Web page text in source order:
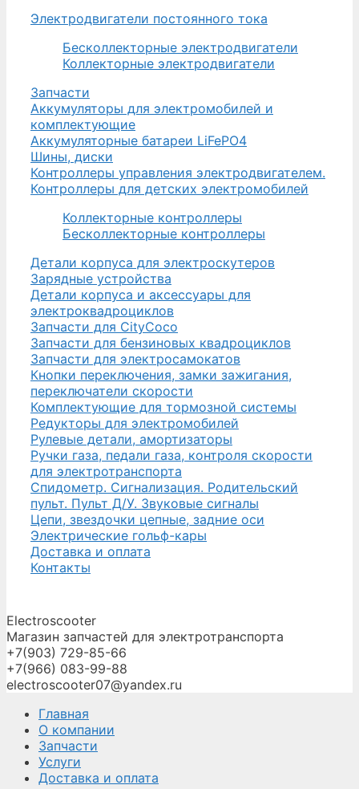
Электродвигатели постоянного тока
Бесколлекторные электродвигатели
Коллекторные электродвигатели
Запчасти
Аккумуляторы для электромобилей и
комплектующие
Аккумуляторные батареи LiFePO4
Шины, диски
Контроллеры управления электродвигателем.
Контроллеры для детских электромобилей
Коллекторные контроллеры
Бесколлекторные контроллеры
Детали корпуса для электроскутеров
Зарядные устройства
Детали корпуса и аксессуары для
электроквадроциклов
Запчасти для CityCoco
Запчасти для бензиновых квадроциклов
Запчасти для электросамокатов
Кнопки переключения, замки зажигания,
переключатели скорости
Комплектующие для тормозной системы
Редукторы для электромобилей
Рулевые детали, амортизаторы
Ручки газа, педали газа, контроля скорости
для электротранспорта
Спидометр. Сигнализация. Родительский
пульт. Пульт Д/У. Звуковые сигналы
Цепи, звездочки цепные, задние оси
Электрические гольф-кары
Доставка и оплата
Контакты
Electroscooter
Магазин запчастей для электротранспорта
+7(903) 729-85-66
+7(966) 083-99-88
electroscooter07@yandex.ru
Главная
О компании
Запчасти
Услуги
Доставка и оплата